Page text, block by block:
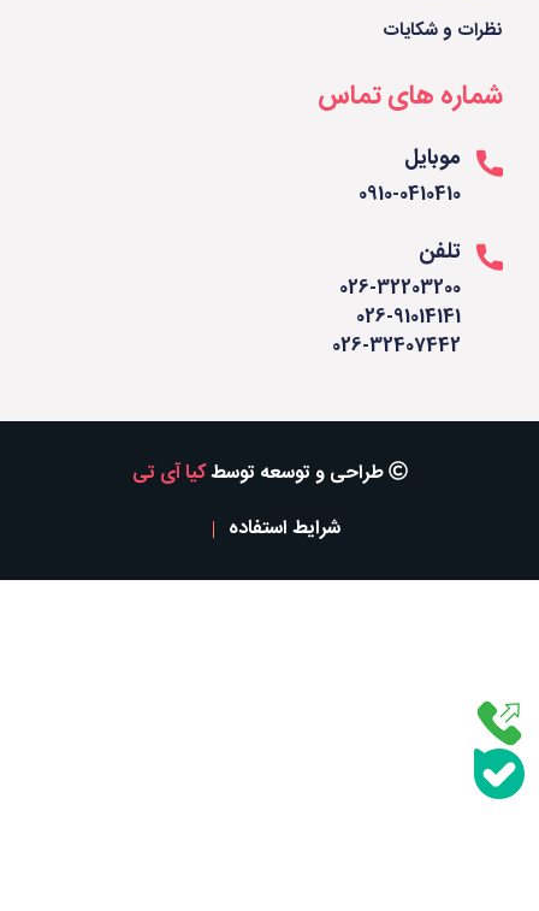
نظرات و شکایات
شماره های تماس
موبایل
0910-0410410
تلفن
026-32203200
026-91014141
026-32407442
طراحی و توسعه توسطکیا آی تی
شرایط استفاده